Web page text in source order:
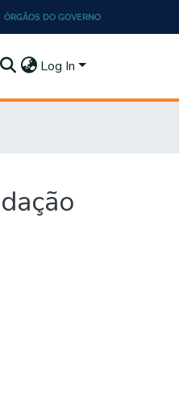
ÓRGÃOS DO GOVERNO
Log In